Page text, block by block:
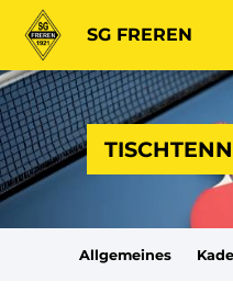
SG FREREN
Allgemeines